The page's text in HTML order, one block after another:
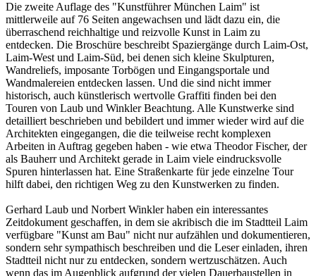
Die zweite Auflage des "Kunstführer München Laim" ist
mittlerweile auf 76 Seiten angewachsen und lädt dazu ein, die
überraschend reichhaltige und reizvolle Kunst in Laim zu
entdecken. Die Broschüre beschreibt Spaziergänge durch Laim-Ost,
Laim-West und Laim-Süd, bei denen sich kleine Skulpturen,
Wandreliefs, imposante Torbögen und Eingangsportale und
Wandmalereien entdecken lassen. Und die sind nicht immer
historisch, auch künstlerisch wertvolle Graffiti finden bei den
Touren von Laub und Winkler Beachtung. Alle Kunstwerke sind
detailliert beschrieben und bebildert und immer wieder wird auf die
Architekten eingegangen, die die teilweise recht komplexen
Arbeiten in Auftrag gegeben haben - wie etwa Theodor Fischer, der
als Bauherr und Architekt gerade in Laim viele eindrucksvolle
Spuren hinterlassen hat. Eine Straßenkarte für jede einzelne Tour
hilft dabei, den richtigen Weg zu den Kunstwerken zu finden.
Gerhard Laub und Norbert Winkler haben ein interessantes
Zeitdokument geschaffen, in dem sie akribisch die im Stadtteil Laim
verfügbare "Kunst am Bau" nicht nur aufzählen und dokumentieren,
sondern sehr sympathisch beschreiben und die Leser einladen, ihren
Stadtteil nicht nur zu entdecken, sondern wertzuschätzen. Auch
wenn das im Augenblick aufgrund der vielen Dauerbaustellen in